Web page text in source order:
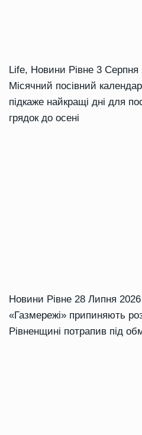
Life, Новини Рівне 3 Серпня
Місячний посівний
підкаже найкращі дні для
грядок до осені
Новини Рівне 28 Липня 2026
«Газмережі» припиняють
Рівненщині потрапив під